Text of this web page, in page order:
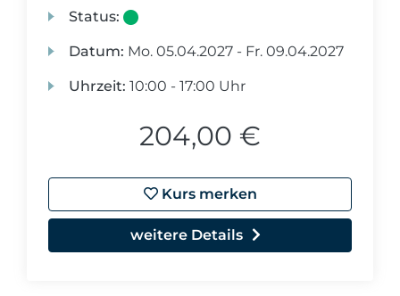
Status:
Datum: Mo. 05.04.2027 - Fr. 09.04.2027
Uhrzeit: 10:00 - 17:00 Uhr
204,00 €
Kurs merken
weitere Details